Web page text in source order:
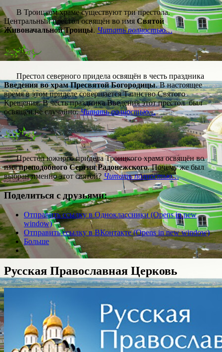
В Троицком храме существуют три престола.
Центральный престол освящён во имяСвятой
Живоначальной Троицы.Читать полностью…
Престол северного придела освящён в честь праздника
Введения во храм Пресвятой Богородицы. В настоящее
время в этом приделе совершается Таинство Святого
Крещения. В честь праздника Введения этот престол был
освящён не случайно.Читать полностью…
Престол южного придела Троицкого храма освящён во
имяпреподобного Сергия Радонежского. Почему же был
выбран именно этот святой? Читать полностью…
Поделиться с друзьями:
Отправить ссылку в Одноклассники (Opens in new
window)
Отправить ссылку в ВКонтакте (Opens in new window)
Больше
Русская Православная Церковь